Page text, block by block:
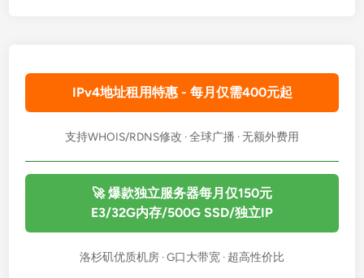
IPv4地址租用特惠 - 每月仅需400元起
支持WHOIS/RDNS修改 · 全球广播 · 无额外费用
🚀 爆款独立服务器每月仅150元
E3/32G内存/500G SSD/独立IP
洛杉矶优质机房 · G口大带宽 · 超高性价比